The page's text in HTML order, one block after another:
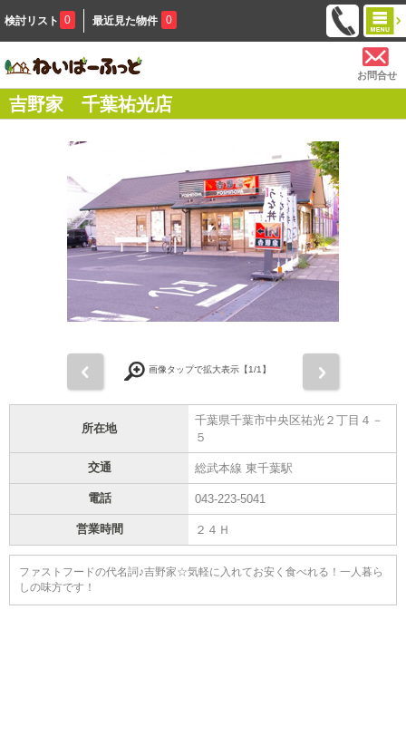
検討リスト 0 最近見た物件 0
お問合せ
吉野家 千葉祐光店
画像タップで拡大表示【1/1】
所在地
千葉県千葉市中央区祐光２丁目４－
５
交通 総武本線 東千葉駅
電話 043-223-5041
営業時間 ２４Ｈ
ファストフードの代名詞♪吉野家☆気軽に入れてお安く食べれる！一人暮ら
しの味方です！